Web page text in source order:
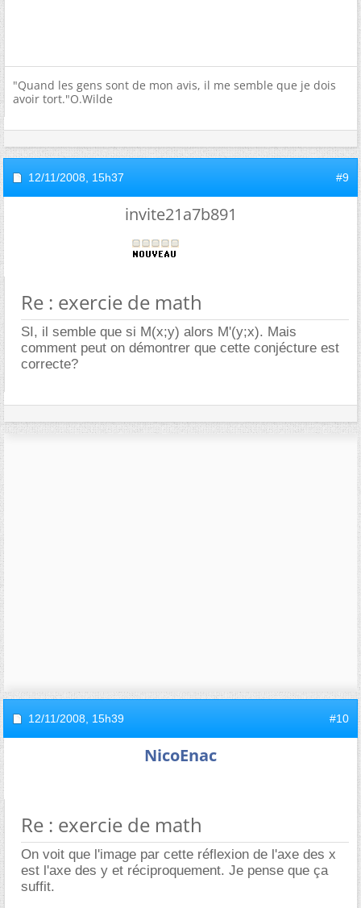
"Quand les gens sont de mon avis, il me semble que je dois
avoir tort."O.Wilde
12/11/2008, 15h37 #9
invite21a7b891
Re : exercie de math
SI, il semble que si M(x;y) alors M'(y;x). Mais
comment peut on démontrer que cette conjécture est
correcte?
12/11/2008, 15h39 #10
NicoEnac
Re : exercie de math
On voit que l'image par cette réflexion de l'axe des x
est l'axe des y et réciproquement. Je pense que ça
suffit.